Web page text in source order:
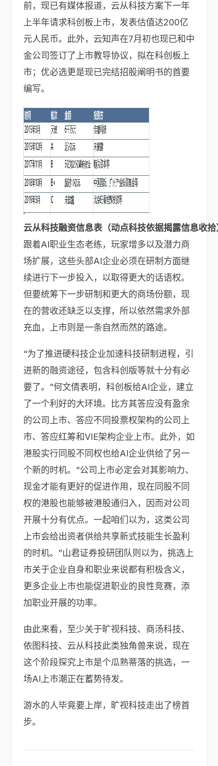
前，现已有媒体报道，云从科技方案下一年
上半年请求科创板上市，发表估值达200亿
元人民币。此外，云知声在7月初也现已和中
金公司签订了上市教导协议，拟在科创板上
市；优必选更是现已完结招股阐明书的首要
编写。
云从科技融资信息表（动点科技依据揭露信息收拾
跟着AI职业生态老练，玩家增多以及潜力商
场扩展，这些头部AI企业必须在研制方面继
续进行下一步投入，以取得更大的话语权。
但要统筹下一步研制和更大的商场份额，现
在的营收还缺乏以支撑，所以依然需求外部
充血，上市则是一条自然而然的路途。
“为了推进硬科技企业加速科技研制进程，引
进新的融资途径，包含科创版等就十分有必
要了。”何文倩表明，科创板给AI企业，建立
了一个利好的大环境。比方其答应没有盈余
的公司上市、答应不同投票权架构的公司上
市、答应红筹和VIE架构企业上市。此外，如
港股实行同股不同权也给AI企业供给了另一
个新的时机。“公司上市必定会对其影响力、
现金才能有更好的促进作用，现在同股不同
权的港股也能够被港股通归入，因而对公司
开展十分有优点。一起咱们以为，这类公司
上市会给出资者供给共享新式技能生长盈利
的时机。”山君证券投研团队则以为，挑选上
市关于企业自身和职业来说都有积极含义，
更多企业上市也能促进职业的良性竞赛，添
加职业开展的功率。
由此来看，至少关于旷视科技、商汤科技、
依图科技、云从科技此类独角兽来说，现在
这个阶段探究上市是个瓜熟蒂落的挑选，一
场AI上市潮正在蓄势待发。
游水的人毕竟要上岸，旷视科技走出了榜首
步。